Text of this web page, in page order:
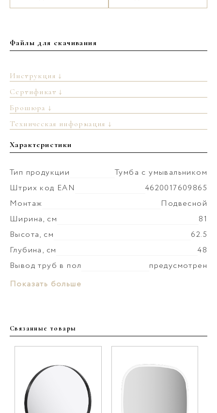
Файлы для скачивания
Инструкция ↓
Сертификат ↓
Брошюра ↓
Техническая информация ↓
Характеристики
Тип продукции
Тумба с умывальником
Штрих код EAN
4620017609865
Монтаж
Подвесной
Ширина, см
81
Высота, см
62.5
Глубина, см
48
Вывод труб в пол
предусмотрен
Материал раковины
Монтаж умывальника
Покрытие корпуса
Цвет производителя
Морская дюна
Ориентация
Универсальная
Вес мебели, кг
33.3
Показать больше
Связанные товары